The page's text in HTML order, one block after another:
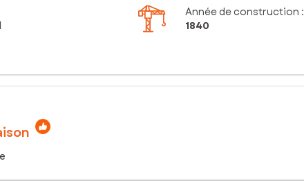
Année de construction :
1840